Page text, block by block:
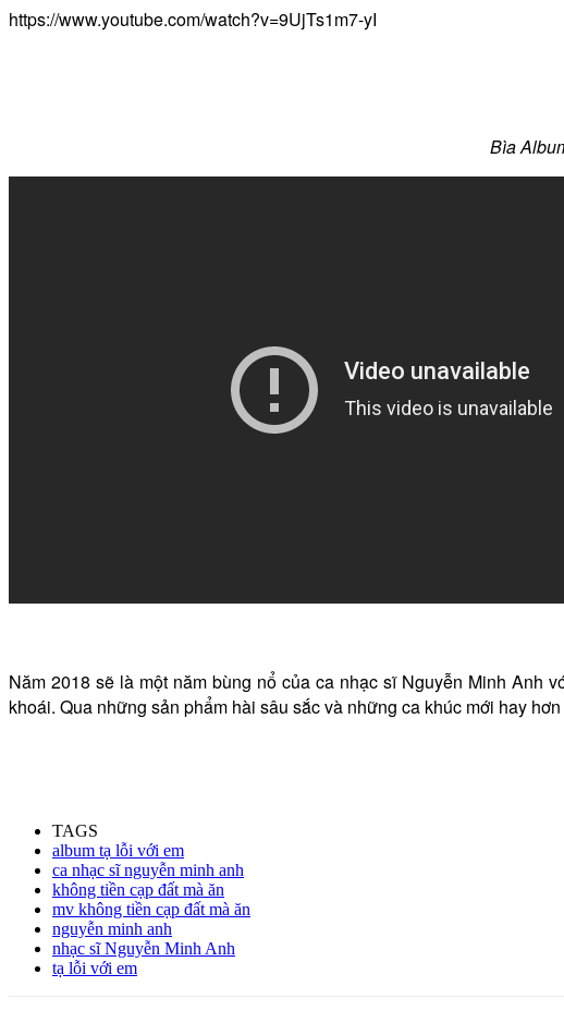
https://www.youtube.com/watch?v=9UjTs1m7-yI
Bìa
Năm 2018 sẽ là một năm bùng nổ của ca nhạc sĩ Nguyễn Minh Anh
khoái. Qua những sản phẩm hài sâu sắc và những ca khúc mới hay
TAGS
album tạ lỗi với em
ca nhạc sĩ nguyễn minh anh
không tiền cạp đất mà ăn
mv không tiền cạp đất mà ăn
nguyễn minh anh
nhạc sĩ Nguyễn Minh Anh
tạ lỗi với em